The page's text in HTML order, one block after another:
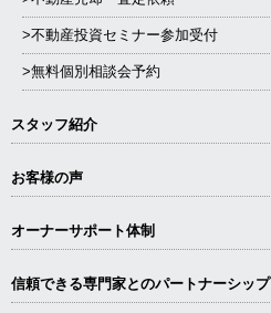
>不動産投資セミナー参加受付
>無料個別相談会予約
スタッフ紹介
お客様の声
オーナーサポート体制
信頼できる専⾨家とのパートナーシップ